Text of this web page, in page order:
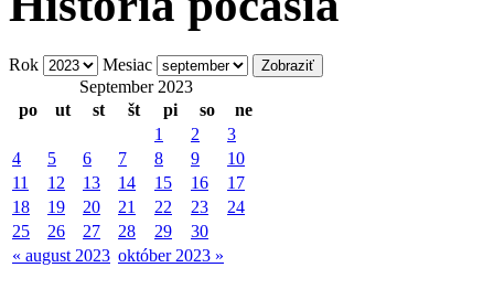
Rok
Mesiac
September 2023
po
ut st št pi so ne
« august 2023 október 2023 »
1 2
3
4
5 6 7 8 9
10
11
12 13 14 15 16
17
18
19 20 21 22 23
24
25
26 27 28 29 30